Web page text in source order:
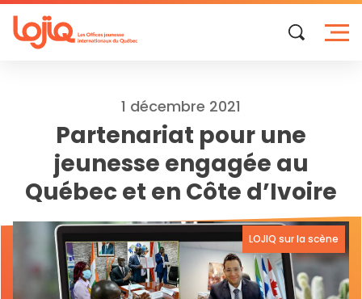
Skip
to
content
1 décembre 2021
Partenariat pour une
jeunesse engagée au
Québec et en Côte d’Ivoire
LOJIQ sur la scène